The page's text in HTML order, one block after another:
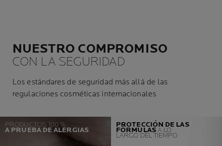
NUESTRO COMPROMISO
CON LA SEGURIDAD
Los estándares de seguridad más allá de las
regulaciones cosméticas internacionales
PRODUCTOS 100 %
A PRUEBA DE ALERGIAS
PROTECCIÓN DE LAS
FÓRMULASA LO
LARGO DEL TIEMPO